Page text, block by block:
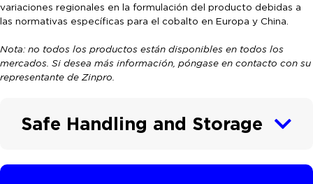
variaciones regionales en la formulación del producto debidas a
las normativas específicas para el cobalto en Europa y China.
Nota: no todos los productos están disponibles en todos los
mercados. Si desea más información, póngase en contacto con su
representante de Zinpro.
Safe Handling and Storage